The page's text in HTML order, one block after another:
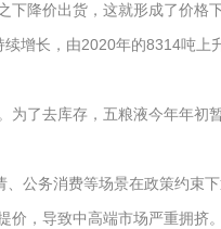
降价出货，这就形成了价格
增长，由2020年的8314吨
了去库存，五粮液今年年初
公务消费等场景在政策约束
，导致中高端市场严重拥